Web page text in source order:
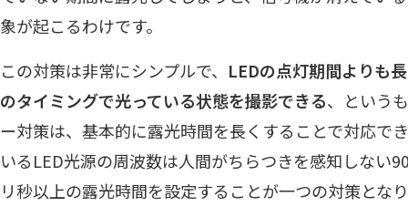
象が起こるわけです。
この対策は非常にシンプルで、 LEDの点灯期間よりも
のタイミングで光っている状態を撮影できる、という
ー対策は、基本的に露光時間を長くすることで対応で
いるLED光源の周波数は人間がちらつきを感知しない
リ秒以上の露光時間を設定することが一つの対策とな